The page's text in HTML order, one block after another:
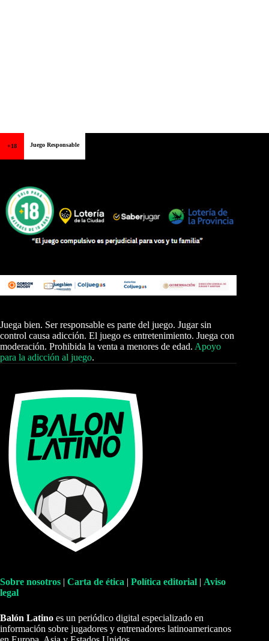
+18 Juego Responsable
Juega bien. Ser responsable es parte del juego. Jugar sin
control causa adicción. El juego es entretenimiento. Juega con
moderación. Prohibida la venta a menores de edad. Apoyo
para la adicción al juego.
Sobre nosotros | Carta de ética | Política editorial | Aviso
legal
Balón Latino es un periódico digital especializado en
información sobre jugadores y entrenadores latinoamericanos